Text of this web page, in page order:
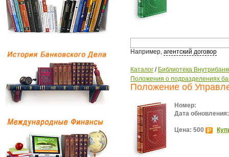
Например, агентский договор
Каталог / Библиотека
Положения о подразделениях
Положение об
Номер:
Дата обновления:
Цена: 500